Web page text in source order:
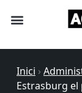
Inici ›
Estrasburg el